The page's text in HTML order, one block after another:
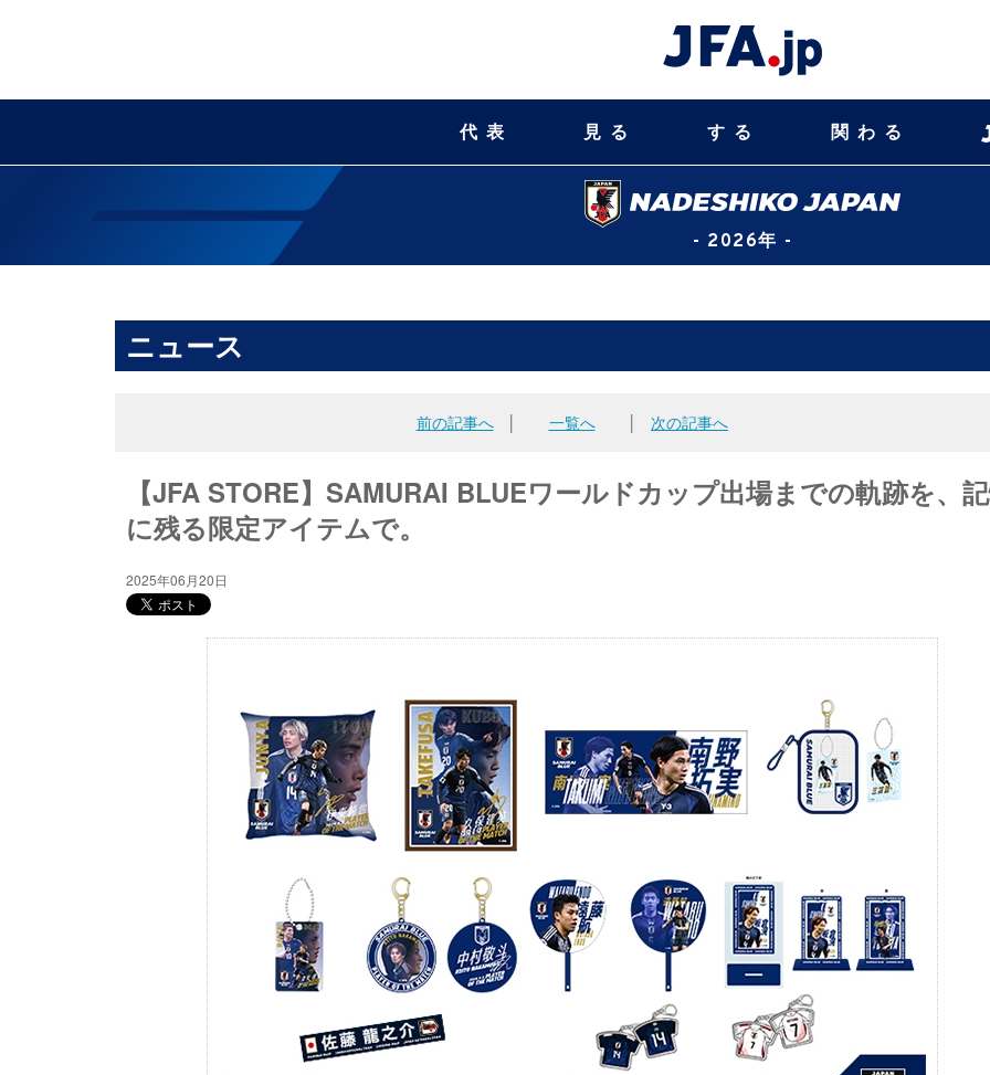
代表 見る する 関わる
- 2026年 -
ニュース
前の記事へ│ 一覧へ 次の記事へ
【JFA STORE】SAMURAI BLUEワールドカップ出場までの軌跡を、
に残る限定アイテムで。
2025年06月20日